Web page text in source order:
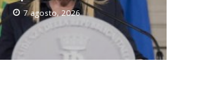
7 agosto, 2026